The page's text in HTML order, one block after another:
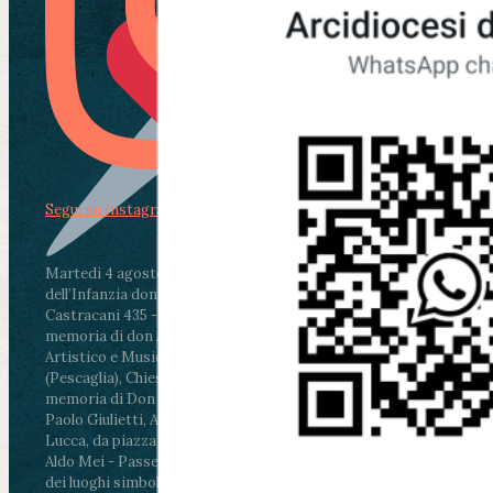
Martedì 4 agosto2026
ore 11:30 - Lucca, Scuola
dell’Infanzia don Aldo Mei - Viale Castruccio
Castracani 435 - Inaugurazione murales in
memoria di don Aldo Mei curato dal Liceo
Artistico e Musicale “Passaglia”
ore 18 - Fiano
(Pescaglia), Chiesa parrocchiale - Messa in
memoria di Don Aldo Mei celebrata da mons.
Paolo Giulietti, Arcivescovo di Lucca
ore 20.30 -
Lucca, da piazza San Michele al Cippo di don
Aldo Mei - Passeggiata della Memoria in alcuni
dei luoghi simbolo della città. Ritrovo alle ore
Segui su Instagram